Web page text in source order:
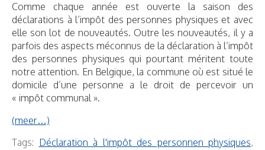
Comme chaque année est ouverte la saison des
déclarations à l’impôt des personnes physiques et avec
elle son lot de nouveautés. Outre les nouveautés, il y a
parfois des aspects méconnus de la déclaration à l’impôt
des personnes physiques qui pourtant méritent toute
notre attention. En Belgique, la commune où est situé le
domicile d’une personne a le droit de percevoir un
« impôt communal ».
(meer…)
Tags: Déclaration à l'impôt des personnen physiques,